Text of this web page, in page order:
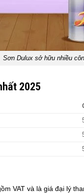
Sơn Dulux sở hữu nhiều
2025
VAT và là giá đại lý